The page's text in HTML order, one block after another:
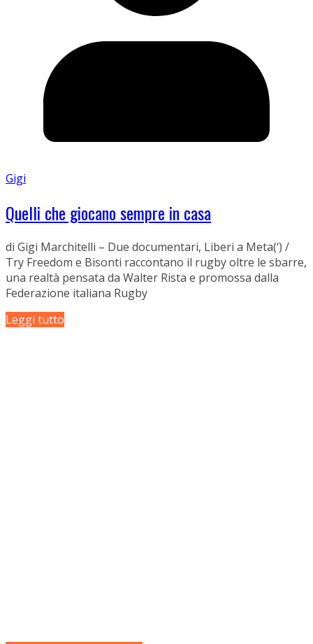
Gigi
Quelli che giocano sempre in casa
di Gigi Marchitelli – Due documentari, Liberi a Meta(‘) /
Try Freedom e Bisonti raccontano il rugby oltre le sbarre,
una realtà pensata da Walter Rista e promossa dalla
Federazione italiana Rugby
Leggi tutto